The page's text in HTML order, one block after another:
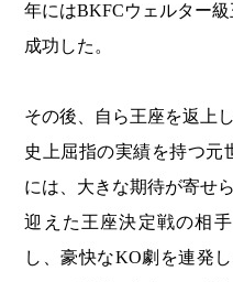
年にはBKFCウェルター
成功した。
その後、自ら王座を返上
史上屈指の実績を持つ元
には、大きな期待が寄せ
迎えた王座決定戦の相
し、豪快なKO劇を連発